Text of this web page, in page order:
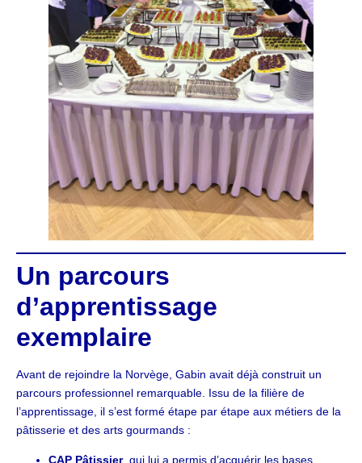
Un parcours
d’apprentissage
exemplaire
Avant de rejoindre la Norvège, Gabin avait déjà construit un
parcours professionnel remarquable. Issu de la filière de
l’apprentissage, il s’est formé étape par étape aux métiers de la
pâtisserie et des arts gourmands :
CAP Pâtissier, qui lui a permis d’acquérir les bases